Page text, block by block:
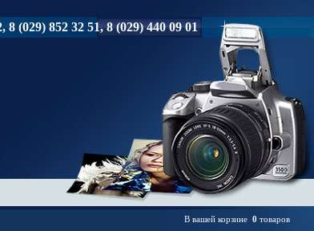
8 (029) 852 32 51, 8 (029) 440 09 01
В вашей корзине 0 товаров